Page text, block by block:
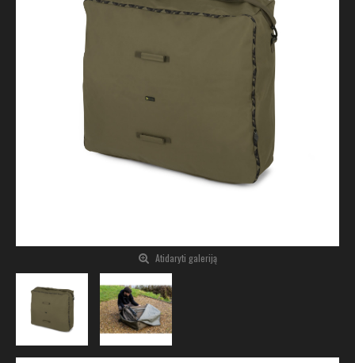
Atidaryti galeriją